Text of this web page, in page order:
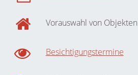
Vorauswahl von Objekten
Besichtigungstermine